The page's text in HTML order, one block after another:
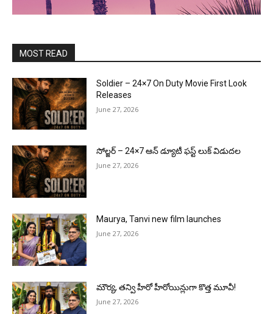
MOST READ
Soldier – 24×7 On Duty Movie First Look
Releases
June 27, 2026
సోల్జర్ – 24×7 ఆన్ డ్యూటీ ఫస్ట్ లుక్ విడుదల
June 27, 2026
Maurya, Tanvi new film launches
June 27, 2026
మౌర్య‌, త‌న్వి హీరో హీరోయిన్లుగా కొత్త మూవీ!
June 27, 2026